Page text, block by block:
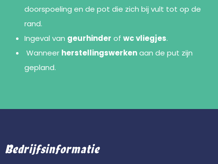
doorspoeling en de pot die zich bij vult tot op de
rand.
Ingeval van geurhinder of wc vliegjes.
Wanneer herstellingswerkenaan de put zijn
gepland.
Bedrijfsinformatie